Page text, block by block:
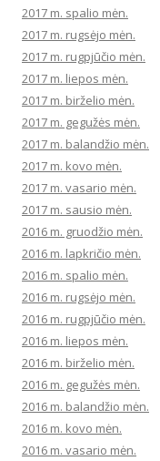
2017 m. spalio mėn.
2017 m. rugsėjo mėn.
2017 m. rugpjūčio mėn.
2017 m. liepos mėn.
2017 m. birželio mėn.
2017 m. gegužės mėn.
2017 m. balandžio mėn.
2017 m. kovo mėn.
2017 m. vasario mėn.
2017 m. sausio mėn.
2016 m. gruodžio mėn.
2016 m. lapkričio mėn.
2016 m. spalio mėn.
2016 m. rugsėjo mėn.
2016 m. rugpjūčio mėn.
2016 m. liepos mėn.
2016 m. birželio mėn.
2016 m. gegužės mėn.
2016 m. balandžio mėn.
2016 m. kovo mėn.
2016 m. vasario mėn.